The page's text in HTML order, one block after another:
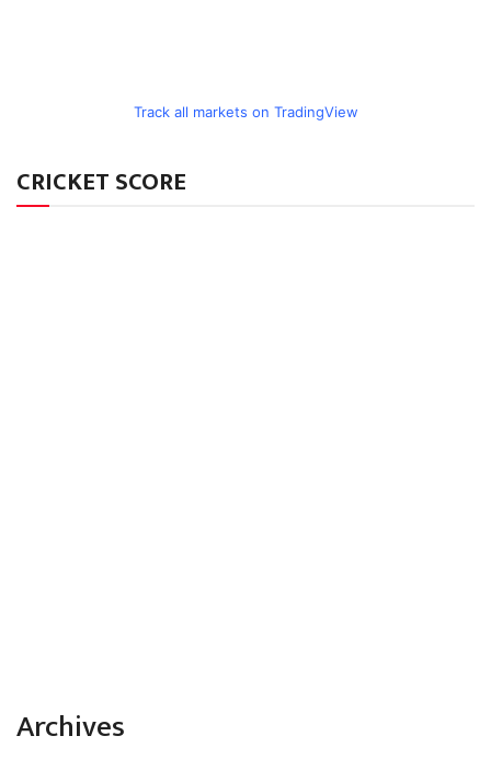
Track all markets on TradingView
CRICKET SCORE
Archives